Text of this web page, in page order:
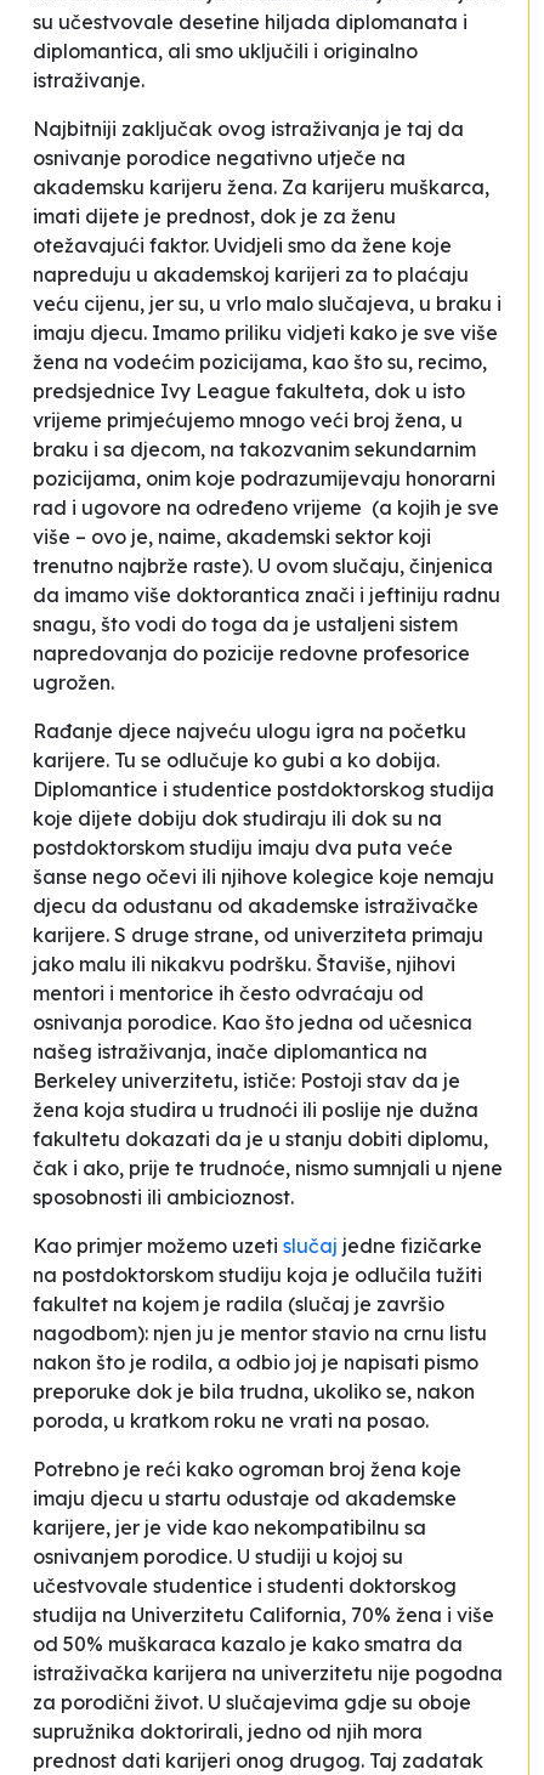
su učestvovale desetine hiljada diplomanata i
diplomantica, ali smo uključili i originalno
istraživanje.
Najbitniji zaključak ovog istraživanja je taj da
osnivanje porodice negativno utječe na
akademsku karijeru žena. Za karijeru muškarca,
imati dijete je prednost, dok je za ženu
otežavajući faktor. Uvidjeli smo da žene koje
napreduju u akademskoj karijeri za to plaćaju
veću cijenu, jer su, u vrlo malo slučajeva, u braku i
imaju djecu. Imamo priliku vidjeti kako je sve više
žena na vodećim pozicijama, kao što su, recimo,
predsjednice Ivy League fakulteta, dok u isto
vrijeme primjećujemo mnogo veći broj žena, u
braku i sa djecom, na takozvanim sekundarnim
pozicijama, onim koje podrazumijevaju honorarni
rad i ugovore na određeno vrijeme (a kojih je sve
više – ovo je, naime, akademski sektor koji
trenutno najbrže raste). U ovom slučaju, činjenica
da imamo više doktorantica znači i jeftiniju radnu
snagu, što vodi do toga da je ustaljeni sistem
napredovanja do pozicije redovne profesorice
ugrožen.
Rađanje djece najveću ulogu igra na početku
karijere. Tu se odlučuje ko gubi a ko dobija.
Diplomantice i studentice postdoktorskog studija
koje dijete dobiju dok studiraju ili dok su na
postdoktorskom studiju imaju dva puta veće
šanse nego očevi ili njihove kolegice koje nemaju
djecu da odustanu od akademske istraživačke
karijere. S druge strane, od univerziteta primaju
jako malu ili nikakvu podršku. Štaviše, njihovi
mentori i mentorice ih često odvraćaju od
osnivanja porodice. Kao što jedna od učesnica
našeg istraživanja, inače diplomantica na
Berkeley univerzitetu, ističe: Postoji stav da je
žena koja studira u trudnoći ili poslije nje dužna
fakultetu dokazati da je u stanju dobiti diplomu,
čak i ako, prije te trudnoće, nismo sumnjali u njene
sposobnosti ili ambicioznost.
Kao primjer možemo uzeti slučaj jedne fizičarke
na postdoktorskom studiju koja je odlučila tužiti
fakultet na kojem je radila (slučaj je završio
nagodbom): njen ju je mentor stavio na crnu listu
nakon što je rodila, a odbio joj je napisati pismo
preporuke dok je bila trudna, ukoliko se, nakon
poroda, u kratkom roku ne vrati na posao.
Potrebno je reći kako ogroman broj žena koje
imaju djecu u startu odustaje od akademske
karijere, jer je vide kao nekompatibilnu sa
osnivanjem porodice. U studiji u kojoj su
učestvovale studentice i studenti doktorskog
studija na Univerzitetu California, 70% žena i više
od 50% muškaraca kazalo je kako smatra da
istraživačka karijera na univerzitetu nije pogodna
za porodični život. U slučajevima gdje su oboje
supružnika doktorirali, jedno od njih mora
prednost dati karijeri onog drugog. Taj zadatak